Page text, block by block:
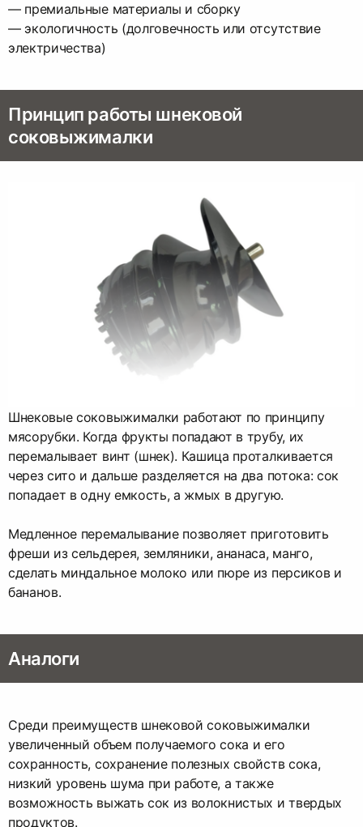
— премиальные материалы и сборку
— экологичность (долговечность или отсутствие
электричества)
Принцип работы шнековой
соковыжималки
Шнековые соковыжималки работают по принципу
мясорубки. Когда фрукты попадают в трубу, их
перемалывает винт (шнек). Кашица проталкивается
через сито и дальше разделяется на два потока: сок
попадает в одну емкость, а жмых в другую.
Медленное перемалывание позволяет приготовить
фреши из сельдерея, земляники, ананаса, манго,
сделать миндальное молоко или пюре из персиков и
бананов.
Аналоги
Среди преимуществ шнековой соковыжималки
увеличенный объем получаемого сока и его
сохранность, сохранение полезных свойств сока,
низкий уровень шума при работе, а также
возможность выжать сок из волокнистых и твердых
продуктов.